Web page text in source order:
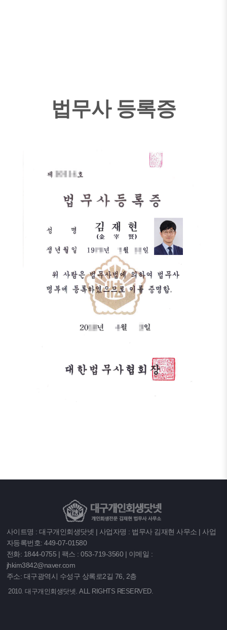
법무사 등록증
사이트명 : 대구개인회생닷넷 | 사업자명 : 법무사 김재현 사무소 | 사업
자등록번호: 449-07-01580
전화: 1844-0755 | 팩스 : 053-719-3560 | 이메일 :
jhkim3842@naver.com
주소: 대구광역시 수성구 상록로2길 76, 2층
2010. 대구개인회생닷넷. ALL RIGHTS RESERVED.